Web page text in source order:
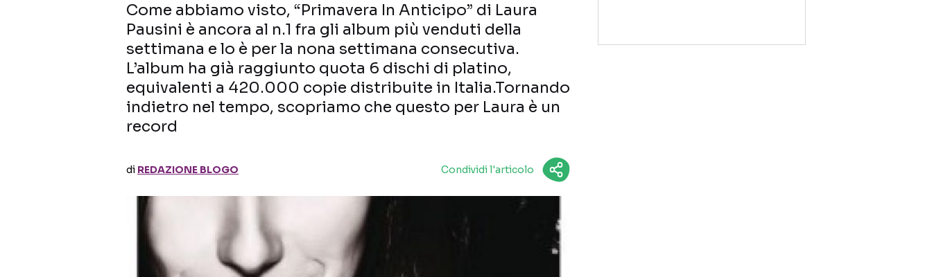
Come abbiamo visto, “Primavera In Anticipo” di Laura
Pausini è ancora al n.1 fra gli album più venduti della
settimana e lo è per la nona settimana consecutiva.
L’album ha già raggiunto quota 6 dischi di platino,
equivalenti a 420.000 copie distribuite in Italia.Tornando
indietro nel tempo, scopriamo che questo per Laura è un
record
di REDAZIONE BLOGO Condividi l'articolo